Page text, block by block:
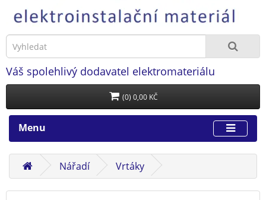
Váš spolehlivý dodavatel elektromateriálu
(0) 0,00 KČ
Menu
Nářadí Vrtáky